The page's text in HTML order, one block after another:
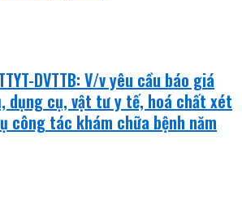
DVTTB: V/v yêu cầu báo giá
dụng cụ, vật tư y tế, hoá chất xét
công tác khám chữa bệnh năm